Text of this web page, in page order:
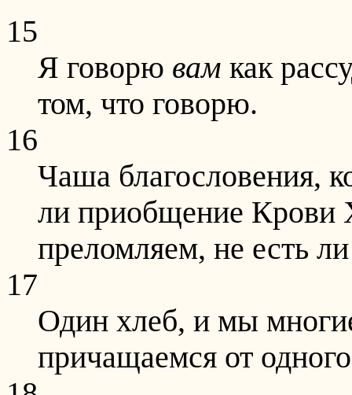
15
Я говорю вам как
том, что говорю.
16
Чаша благословения,
ли приобщение Крови
преломляем, не есть
17
Один хлеб, и мы
причащаемся от